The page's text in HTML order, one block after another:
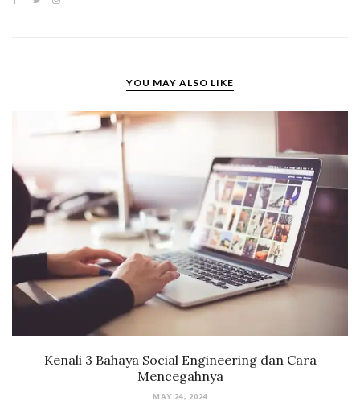
YOU MAY ALSO LIKE
Kenali 3 Bahaya Social Engineering dan Cara
Mencegahnya
MAY 24, 2024